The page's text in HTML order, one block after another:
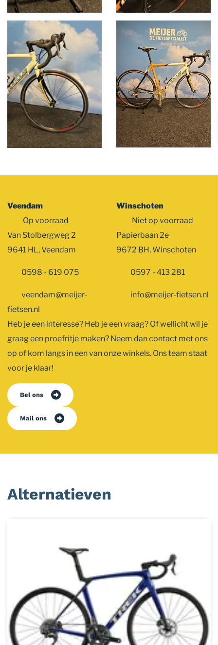
Veendam
Op voorraad
Van Stolbergweg 2
9641 HL, Veendam
0598 - 619 075
veendam@meijer-
fietsen.nl
Winschoten
Niet op voorraad
Papierbaan 2e
9672 BH, Winschoten
0597 - 413 281
info@meijer-fietsen.nl
Heb je een interesse? Heb je een vraag? Of wellicht wil je
graag een proefritje maken? Neem dan contact met ons
op of kom langs in een van onze winkels. Ons team staat
voor je klaar!
Bel ons
Mail ons
Alternatieven